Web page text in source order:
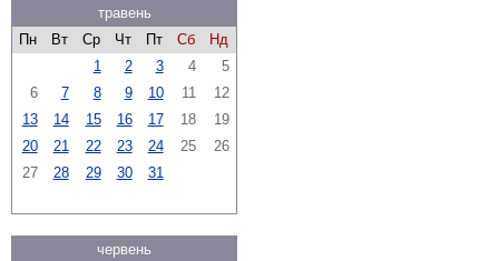
травень
Пн
Вт Ср Чт Пт Сб
Нд
1
2 3 4
5
6
7 8 9 10 11
12
13
14 15 16 17 18
19
20
21 22 23 24 25
26
27
28 29 30 31
червень